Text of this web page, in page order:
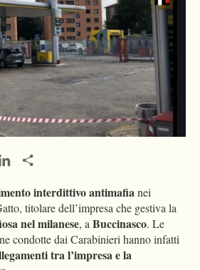
LinkedIn
interdittivo antimafianei
titolare dell’impresa che gestiva la
nel milanese, aBuccinasco. Le
condotte dai Carabinieri hanno infatti
tra l’impresa e la